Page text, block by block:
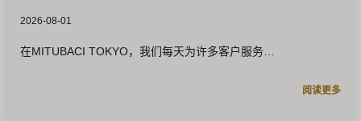
2026-08-01
在MITUBACI TOKYO，我们每天为许多客户服务
阅读更多